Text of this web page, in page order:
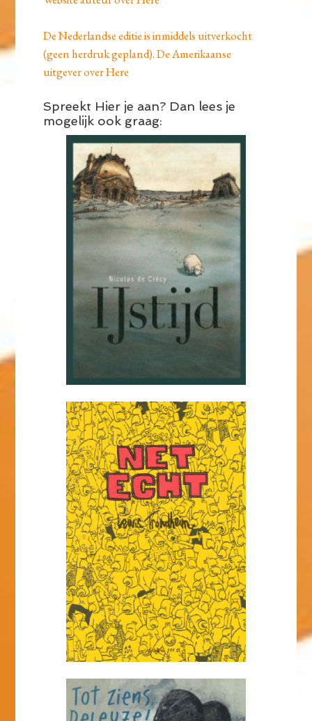
De Nederlandse editie is inmiddels uitverkocht
(geen herdruk gepland). De Amerikaanse
uitgever over Here
Spreekt Hier je aan? Dan lees je
mogelijk ook graag: